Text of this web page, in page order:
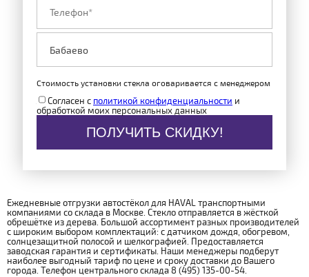
Стоимость установки стекла оговаривается с менеджером
Согласен с политикой конфиденциальности и
обработкой моих персональных данных
ПОЛУЧИТЬ СКИДКУ!
Ежедневные отгрузки автостёкол для HAVAL транспортными
компаниями со склада в Москве. Стекло отправляется в жёсткой
обрешётке из дерева. Большой ассортимент разных производителей
с широким выбором комплектаций: с датчиком дождя, обогревом,
солнцезащитной полосой и шелкографией. Предоставляется
заводская гарантия и сертификаты. Наши менеджеры подберут
наиболее выгодный тариф по цене и сроку доставки до Вашего
города. Телефон центрального склада 8 (495) 135-00-54.